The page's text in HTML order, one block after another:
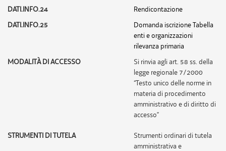
DATI.INFO.24
Rendicontazione
DATI.INFO.25
Domanda iscrizione Tabella
enti e organizzazioni
rilevanza primaria
MODALITÀ DI ACCESSO
Si rinvia agli art. 58 ss. della
legge regionale 7/2000
“Testo unico delle norme in
materia di procedimento
amministrativo e di diritto di
accesso”
STRUMENTI DI TUTELA
Strumenti ordinari di tutela
amministrativa e